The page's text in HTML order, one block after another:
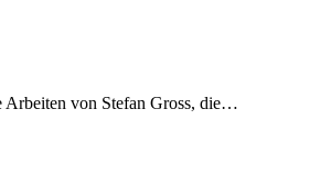
Arbeiten von Stefan Gross, die…